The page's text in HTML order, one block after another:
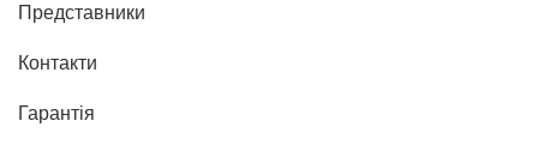
Представники
Контакти
Гарантія